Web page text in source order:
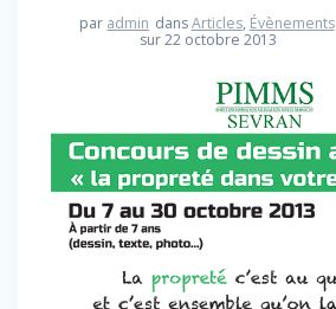
par admin dansArticles, Évènements
sur 22 octobre 2013